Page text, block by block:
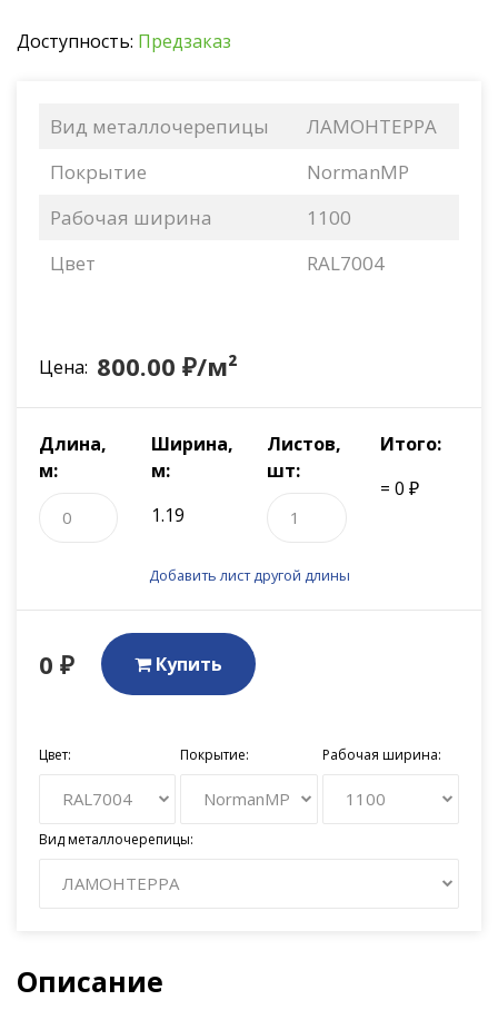
Доступность: Предзаказ
Вид металлочерепицы
ЛАМОНТЕРРА
Покрытие
NormanMP
Рабочая ширина
1100
Цвет
RAL7004
Цена: 800.00 ₽/м²
Длина,
м:
Ширина,
м:
1.19
Листов,
шт:
Итого:
= 0 ₽
Добавить лист другой длины
0 ₽ Купить
Цвет:
RAL7004
Покрытие:
NormanMP
Рабочая ширина:
1100
Вид металлочерепицы:
ЛАМОНТЕРРА
Описание